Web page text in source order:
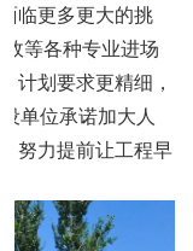
临更多更大的挑
政等各种专业进场
计划要求更精细，
单位承诺加大人
努力提前让工程早